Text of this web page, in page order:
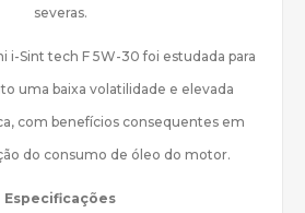
severas.
i-Sint tech F 5W-30 foi estudada para
uma baixa volatilidade e elevada
com benefícios consequentes em
do consumo de óleo do motor.
Especificações